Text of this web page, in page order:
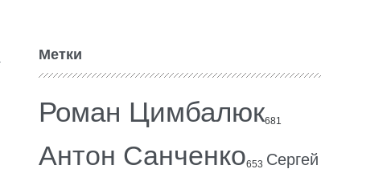
Метки
Роман Цимбалюк681
Антон Санченко653 Сергей